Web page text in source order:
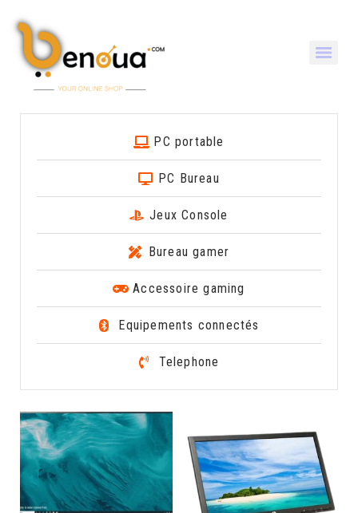
PC portable
PC Bureau
Jeux Console
Bureau gamer
Accessoire gaming
Equipements connectés
Telephone